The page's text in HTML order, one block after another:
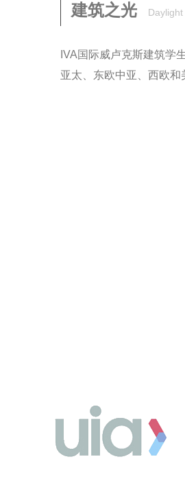
建筑之光
IVA国际威卢克斯建筑学
亚太、东欧中亚、西欧和